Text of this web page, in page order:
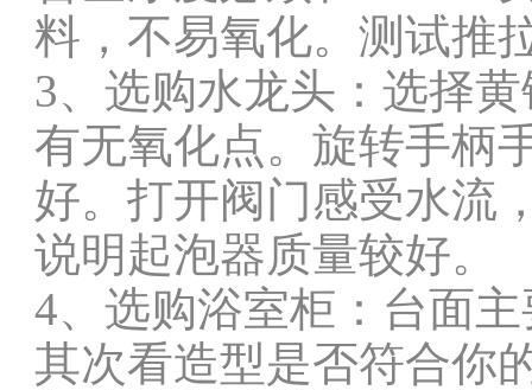
料，不易氧化。测试推
3、选购水龙头：选择
有无氧化点。旋转手柄
好。打开阀门感受水流
说明起泡器质量较好。
4、选购浴室柜：台面
其次看造型是否符合你